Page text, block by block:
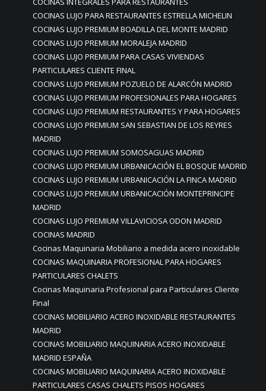
COCINAS LUJO PARA RESTAURANTES ESTRELLA MICHELIN
COCINAS LUJO PREMIUM BOADILLA DEL MONTE MADRID
COCINAS LUJO PREMIUM MORALEJA MADRID
COCINAS LUJO PREMIUM PARA CASAS VIVIENDAS
PARTICULARES CLIENTE FINAL
COCINAS LUJO PREMIUM POZUELO DE ALARCÓN MADRID
COCINAS LUJO PREMIUM PROFESIONALES PARA HOGARES
COCINAS LUJO PREMIUM RESTAURANTES Y PARA HOGARES
COCINAS LUJO PREMIUM SAN SEBASTIAN DE LOS REYRES
MADRID
COCINAS LUJO PREMIUM SOMOSAGUAS MADRID
COCINAS LUJO PREMIUM URBANICACIÓN EL BOSQUE MADRID
COCINAS LUJO PREMIUM URBANICACIÓN LA FINCA MADRID
COCINAS LUJO PREMIUM URBANICACIÓN MONTEPRINCIPE
MADRID
COCINAS LUJO PREMIUM VILLAVICIOSA ODON MADRID
COCINAS MADRID
Cocinas Maquinaria Mobiliario a medida acero inoxidable
COCINAS MAQUINARIA PROFESIONAL PARA HOGARES
PARTICULARES CHALETS
Cocinas Maquinaria Profesional para Particulares Cliente
Final
COCINAS MOBILIARIO ACERO INOXIDABLE RESTAURANTES
MADRID
COCINAS MOBILIARIO MAQUINARIA ACERO INOXIDABLE
MADRID ESPAÑA
COCINAS MOBILIARIO MAQUINARIA ACERO INOXIDABLE
PARTICULARES CASAS CHALETS PISOS HOGARES